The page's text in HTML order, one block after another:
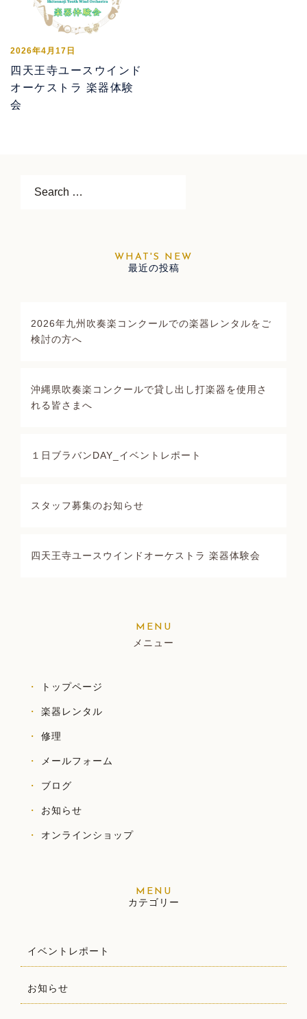
2026年4月17日
四天王寺ユースウインド
オーケストラ 楽器体験
会
最近の投稿
2026年九州吹奏楽コンクールでの楽器レンタルをご
検討の方へ
沖縄県吹奏楽コンクールで貸し出し打楽器を使用さ
れる皆さまへ
１日ブラバンDAY_イベントレポート
スタッフ募集のお知らせ
四天王寺ユースウインドオーケストラ 楽器体験会
メニュー
トップページ
楽器レンタル
修理
メールフォーム
ブログ
お知らせ
オンラインショップ
カテゴリー
イベントレポート
お知らせ